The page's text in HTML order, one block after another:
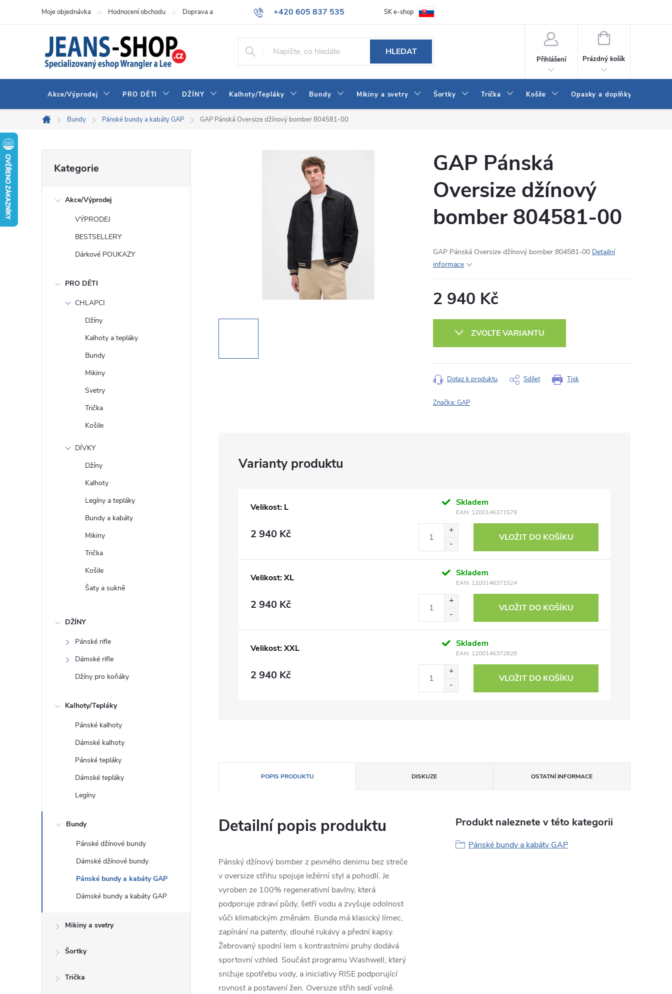
+420 605 837 535
info@jeans-shop.cz
Moje objednávka Hodnocení obchodu Doprava a platba Obchodní podmínky Naše prodejna Blog Kontakt
SK e-shop
HLEDAT
Přihlášení
NÁKUPNÍ
Prázdný košík
Akce/Výprodej PRO DĚTI DŽÍNY Kalhoty/Tepláky Bundy Mikiny a svetry Šortky Trička Košile Opasky a doplňky
Domů
Bundy Pánské bundy a kabáty GAP GAP Pánská Oversize džínový bomber 804581-00
kategorie
Kategorie
Akce/Výprodej
VÝPRODEJ
BESTSELLERY
Dárkové POUKAZY
PRO DĚTI
CHLAPCI
Džíny
Kalhoty a tepláky
Bundy
Mikiny
Svetry
Trička
Košile
DÍVKY
Džíny
Kalhoty
Legíny a tepláky
Bundy a kabáty
Mikiny
Trička
Košile
Šaty a sukně
DŽÍNY
Pánské rifle
Dámské rifle
Džíny pro koňáky
Kalhoty/Tepláky
Pánské kalhoty
Dámské kalhoty
Pánské tepláky
Dámské tepláky
Legíny
Bundy
Pánské džínové bundy
Dámské džínové bundy
Pánské bundy a kabáty GAP
Dámské bundy a kabáty GAP
Mikiny a svetry
Šortky
Trička
GAP Pánská
Oversize džínový
bomber 804581-00
GAP Pánská Oversize džínový bomber 804581-00 Detailní
informace
2 940 Kč
ZVOLTE VARIANTU
Tisk
Dotaz k produktu Sdílet
Značka:GAP
Velikost: L Skladem
EAN: 1200146371579
2 940 Kč VLOŽIT DO KOŠÍKU
Velikost: XL Skladem
EAN: 1200146371524
2 940 Kč VLOŽIT DO KOŠÍKU
Velikost: XXL Skladem
EAN: 1200146372828
2 940 Kč VLOŽIT DO KOŠÍKU
POPIS PRODUKTU DISKUZE OSTATNÍ INFORMACE
Detailní popis produktu
Pánský džínový bomber z pevného denimu bez streče
v oversize střihu spojuje ležérní styl a pohodlí. Je
vyroben ze 100% regenerativní bavlny, která
podporuje zdraví půdy, šetří vodu a zvyšuje odolnost
vůči klimatickým změnám. Bunda má klasický límec,
zapínání na patenty, dlouhé rukávy a přední kapsy.
Žebrovaný spodní lem s kontrastními pruhy dodává
sportovní vzhled. Součást programu Washwell, který
snižuje spotřebu vody, a iniciativy RISE podporující
rovnost a postavení žen. Oversize střih sedí volně.
Produkt naleznete v této kategorii
Pánské bundy a kabáty GAP